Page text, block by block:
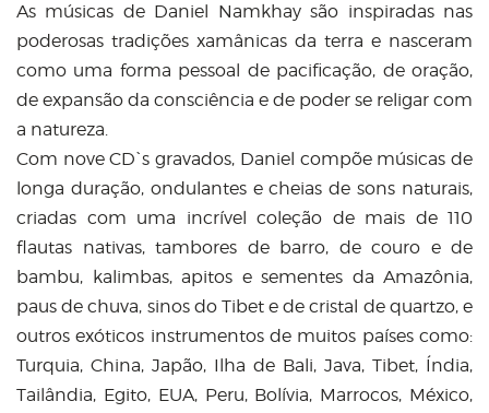
As músicas de Daniel Namkhay são inspiradas nas
poderosas tradições xamânicas da terra e nasceram
como uma forma pessoal de pacificação, de oração,
de expansão da consciência e de poder se religar com
a natureza.
Com nove CD`s gravados, Daniel compõe músicas de
longa duração, ondulantes e cheias de sons naturais,
criadas com uma incrível coleção de mais de 110
flautas nativas, tambores de barro, de couro e de
bambu, kalimbas, apitos e sementes da Amazônia,
paus de chuva, sinos do Tibet e de cristal de quartzo, e
outros exóticos instrumentos de muitos países como:
Turquia, China, Japão, Ilha de Bali, Java, Tibet, Índia,
Tailândia, Egito, EUA, Peru, Bolívia, Marrocos, México,